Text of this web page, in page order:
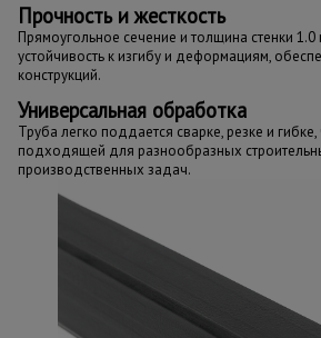
Прочность и жесткость
Прямоугольное сечение и толщина стенки 1.0
устойчивость к изгибу и деформациям,
конструкций.
Универсальная обработка
Труба легко поддается сварке, резке и
подходящей для разнообразных
производственных задач.